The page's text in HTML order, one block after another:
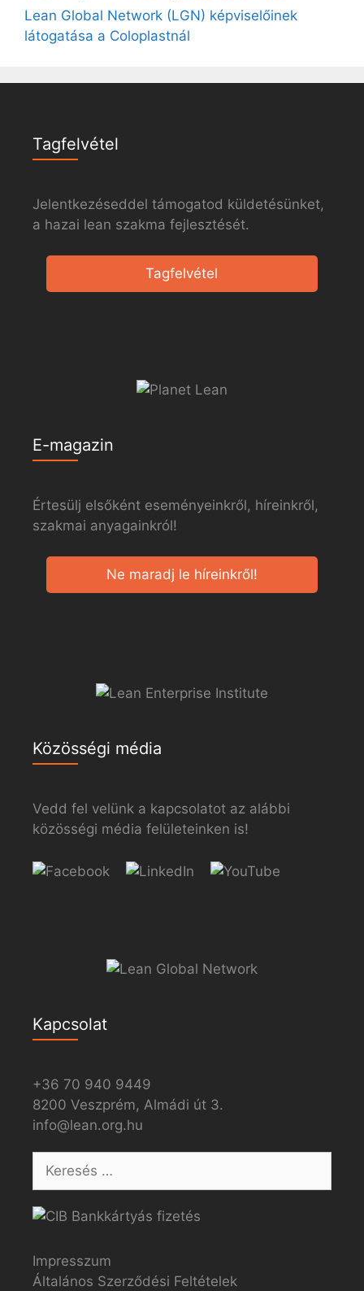
Lean Global Network (LGN) képviselőinek
látogatása a Coloplastnál
Tagfelvétel
Jelentkezéseddel támogatod küldetésünket,
a hazai lean szakma fejlesztését.
Tagfelvétel
E-magazin
Értesülj elsőként eseményeinkről, híreinkről,
szakmai anyagainkról!
Ne maradj le híreinkről!
Közösségi média
Vedd fel velünk a kapcsolatot az alábbi
közösségi média felületeinken is!
Kapcsolat
+36 70 940 9449
8200 Veszprém, Almádi út 3.
info@lean.org.hu
Impresszum
Általános Szerződési Feltételek